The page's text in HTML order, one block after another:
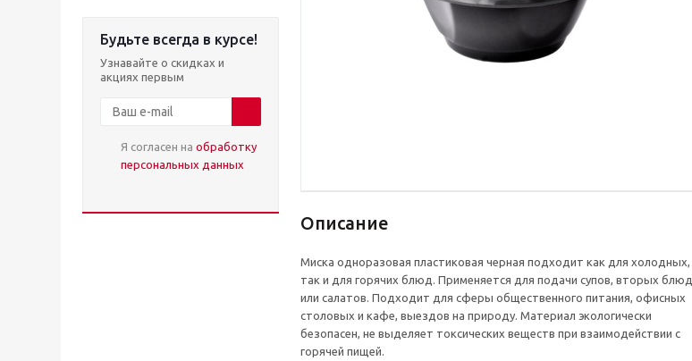
Будьте всегда в курсе!
Узнавайте о скидках и
акциях первым
Я согласен на обработку
персональных данных
Описание
Миска одноразовая пластиковая черная подходит как для холодных,
так и для горячих блюд. Применяется для подачи супов, вторых блюд
или салатов. Подходит для сферы общественного питания, офисных
столовых и кафе, выездов на природу. Материал экологически
безопасен, не выделяет токсических веществ при взаимодействии с
горячей пищей.